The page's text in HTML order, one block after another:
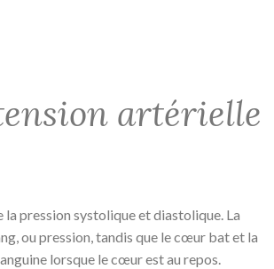
artérielle
pression systolique et diastolique. La
ou pression, tandis que le cœur bat et la
lorsque le cœur est au repos.